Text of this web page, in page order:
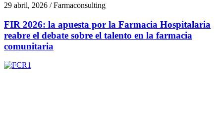
29 abril, 2026 / Farmaconsulting
FIR 2026: la apuesta por la Farmacia Hospitalaria
reabre el debate sobre el talento en la farmacia
comunitaria